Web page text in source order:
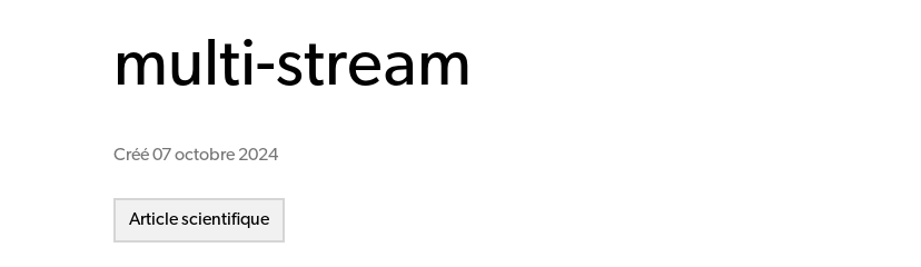
multi-stream
Créé07 octobre 2024
Article scientifique